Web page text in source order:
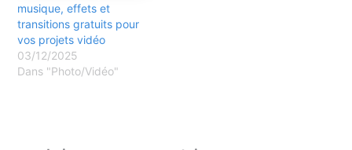
musique, effets et
transitions gratuits pour
vos projets vidéo
03/12/2025
Dans "Photo/Vidéo"